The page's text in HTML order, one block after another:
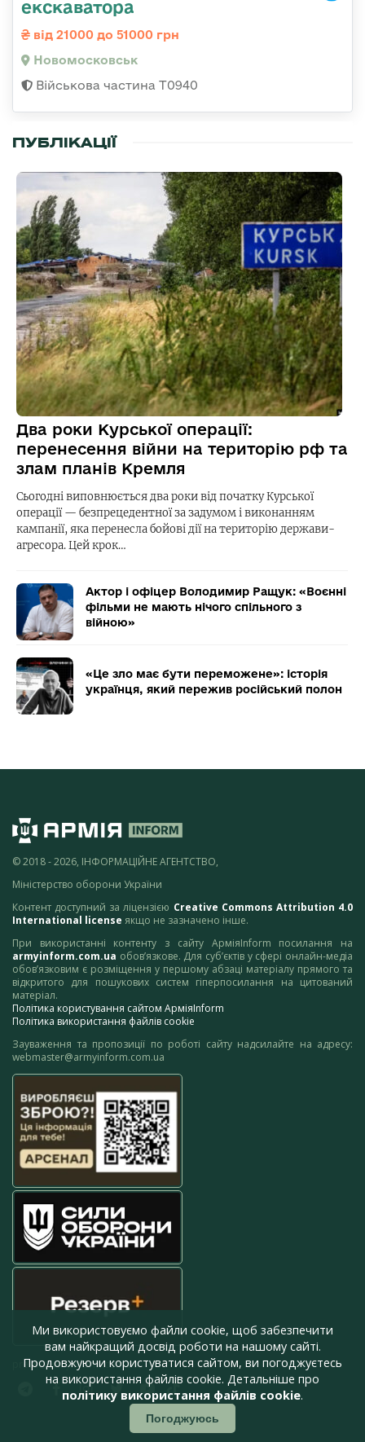
екскаватора
від 21000 до 51000 грн
Новомосковськ
Військова частина Т0940
ПУБЛІКАЦІЇ
Два роки Курської операції:
перенесення війни на територію рф та
злам планів Кремля
Сьогодні виповнюється два роки від початку Курської
операції — безпрецедентної за задумом і виконанням
кампанії, яка перенесла бойові дії на територію держави-
агресора. Цей крок…
Актор і офіцер Володимир Ращук: «Воєнні
фільми не мають нічого спільного з
війною»
«Це зло має бути переможене»: історія
українця, який пережив російський полон
© 2018 - 2026, ІНФОРМАЦІЙНЕ АГЕНТСТВО,
Міністерство оборони України
Контент доступний за ліцензією Creative Commons Attribution 4.0
International license якщо не зазначено інше.
При використанні контенту з сайту АрміяInform посилання на
armyinform.com.ua обов’язкове. Для суб’єктів у сфері онлайн-медіа
обов’язковим є розміщення у першому абзаці матеріалу прямого та
відкритого для пошукових систем гіперпосилання на цитований
матеріал.
Політика користування сайтом АрміяInform
Політика використання файлів cookie
Зауваження та пропозиції по роботі сайту надсилайте на адресу:
webmaster@armyinform.com.ua
press@armyinform.com.ua
Ми використовуємо файли cookie, щоб забезпечити
вам найкращий досвід роботи на нашому сайті.
Продовжуючи користуватися сайтом, ви погоджуєтесь
на використання файлів cookie. Детальніше про
політику використання файлів cookie.
Погоджуюсь